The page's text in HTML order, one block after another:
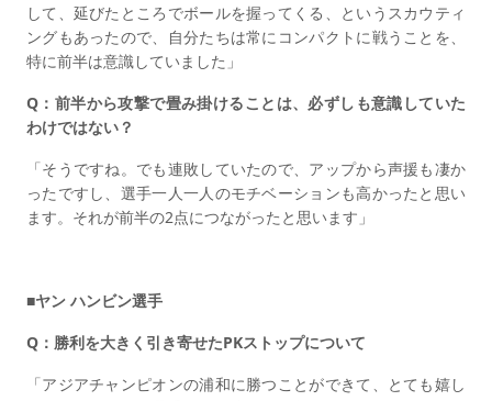
して、延びたところでボールを握ってくる、というスカウティ
ングもあったので、自分たちは常にコンパクトに戦うことを、
特に前半は意識していました」
Q：前半から攻撃で畳み掛けることは、必ずしも意識していた
わけではない？
「そうですね。でも連敗していたので、アップから声援も凄か
ったですし、選手一人一人のモチベーションも高かったと思い
ます。それが前半の2点につながったと思います」
■ヤン ハンビン選手
Q：勝利を大きく引き寄せたPKストップについて
「アジアチャンピオンの浦和に勝つことができて、とても嬉し